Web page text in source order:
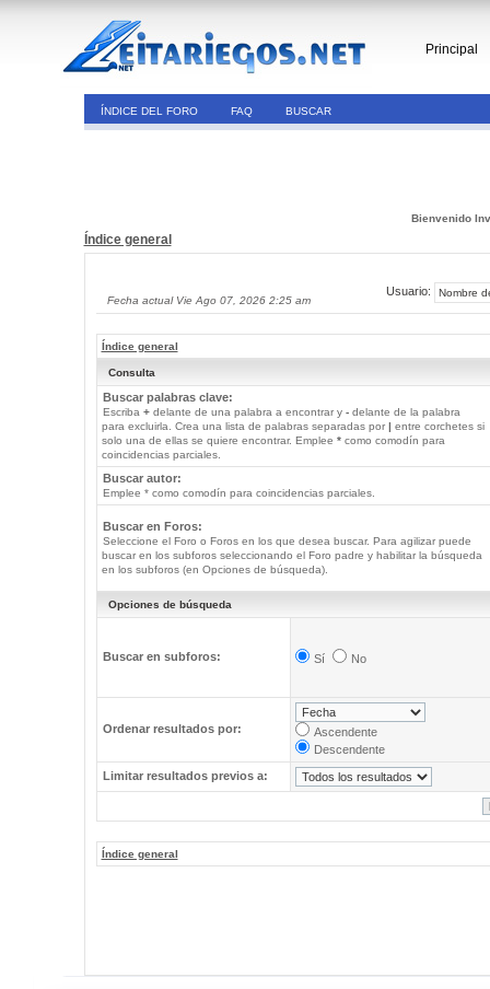
Principal
ÍNDICE DEL FORO FAQ BUSCAR
Bienvenido
Índice general
Fecha actual Vie Ago 07, 2026 2:25 am
Usuario:
Índice general
Consulta
Buscar palabras clave:
Escriba +delante de una palabra a encontrar y -delante de la palabra
para excluirla. Crea una lista de palabras separadas por | entre corchetes si
solo una de ellas se quiere encontrar. Emplee *como comodín para
coincidencias parciales.
Buscar autor:
Emplee * como comodín para coincidencias parciales.
Buscar en Foros:
Seleccione el Foro o Foros en los que desea buscar. Para agilizar puede
buscar en los subforos seleccionando el Foro padre y habilitar la búsqueda
en los subforos (en Opciones de búsqueda).
Opciones de búsqueda
Buscar en subforos: Sí No
Ordenar resultados por:
Ascendente
Descendente
Limitar resultados previos a:
Índice general